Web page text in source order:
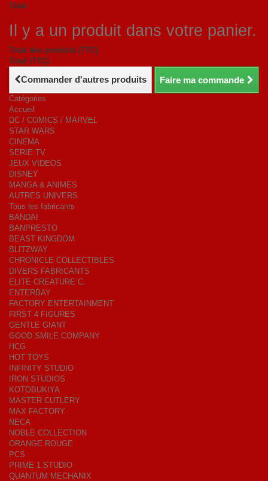
Total
Il y a un produit dans votre panier.
Total des produits (TTC)
Total (TTC)
Commander d'autres produits Faire ma commande
Catégories
Accueil
DC / COMICS / MARVEL
STAR WARS
CINEMA
SERIE TV
JEUX VIDEOS
DISNEY
MANGA & ANIMES
AUTRES UNIVERS
Tous les fabricants
BANDAI
BANPRESTO
BEAST KINGDOM
BLITZWAY
CHRONICLE COLLECTIBLES
DIVERS FABRICANTS
ELITE CREATURE C.
ENTERBAY
FACTORY ENTERTAINMENT
FIRST 4 FIGURES
GENTLE GIANT
GOOD SMILE COMPANY
HCG
HOT TOYS
INFINITY STUDIO
IRON STUDIOS
KOTOBUKIYA
MASTER CUTLERY
MAX FACTORY
NECA
NOBLE COLLECTION
ORANGE ROUGE
PCS
PRIME 1 STUDIO
QUANTUM MECHANIX